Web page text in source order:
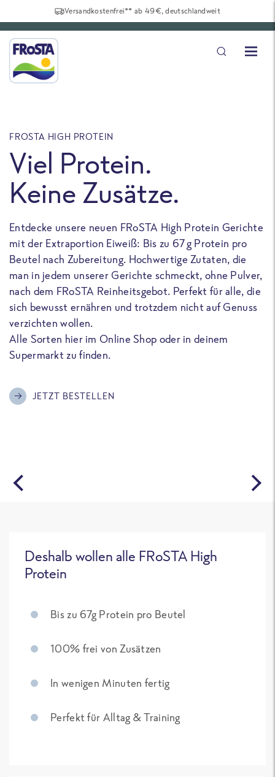
Versandkostenfrei** ab 49€, deutschlandweit
FROSTA HIGH PROTEIN
Viel Protein.
Keine Zusätze.
Entdecke unsere neuen FRoSTA High Protein Gerichte
mit der Extraportion Eiweiß: Bis zu 67 g Protein pro
Beutel nach Zubereitung. Hochwertige Zutaten, die
man in jedem unserer Gerichte schmeckt, ohne Pulver,
nach dem FRoSTA Reinheitsgebot. Perfekt für alle, die
sich bewusst ernähren und trotzdem nicht auf Genuss
verzichten wollen.
Alle Sorten hier im Online Shop oder in deinem
Supermarkt zu finden.
JETZT BESTELLEN
Deshalb wollen alle FRoSTA High
Protein
Bis zu 67g Protein pro Beutel
100% frei von Zusätzen
In wenigen Minuten fertig
Perfekt für Alltag & Training